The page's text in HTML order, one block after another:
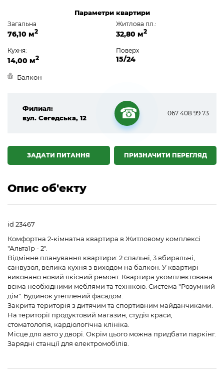
Параметри квартири
Загальна
76,10 м2
Житлова пл.:
32,80 м2
Кухня:
14,00 м2
Поверх
15/24
Балкон
Филиал:
вул. Сегедська, 12
☎
067 408 99 73
ПРИЗНАЧИТИ ПЕРЕГЛЯД
ЗАДАТИ ПИТАННЯ
Опис об'екту
id 23467
Комфортна 2-кімнатна квартира в Житловому комплексі
"Альтаїр - 2".
Відмінне планування квартири: 2 спальні, 3 вбиральні,
санвузол, велика кухня з виходом на балкон. У квартирі
виконано новий якісний ремонт. Квартира укомплектована
всіма необхідними меблями та технікою. Система "Розумний
дім". Будинок утеплений фасадом.
Закрита територія з дитячим та спортивним майданчиками.
На території продуктовий магазин, студія краси,
стоматологія, кардіологічна клініка.
Місце для авто у дворі. Окрім цього можна придбати паркінг.
Зарядні станції для електромобілів.